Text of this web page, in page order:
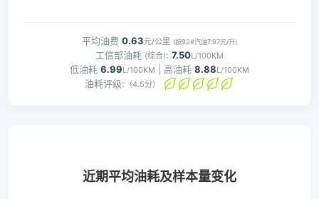
平均油费 0.63元/公里 (按92#汽油7.97元/升)
工信部油耗 (综合): 7.50L/100KM
低油耗 6.99L/100KM | 高油耗 8.88L/100KM
油耗评级: （4.5分）